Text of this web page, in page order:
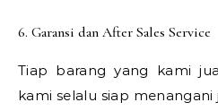
6. Garansi dan After Sales Service
Tiap barang yang kami
kami selalu siap